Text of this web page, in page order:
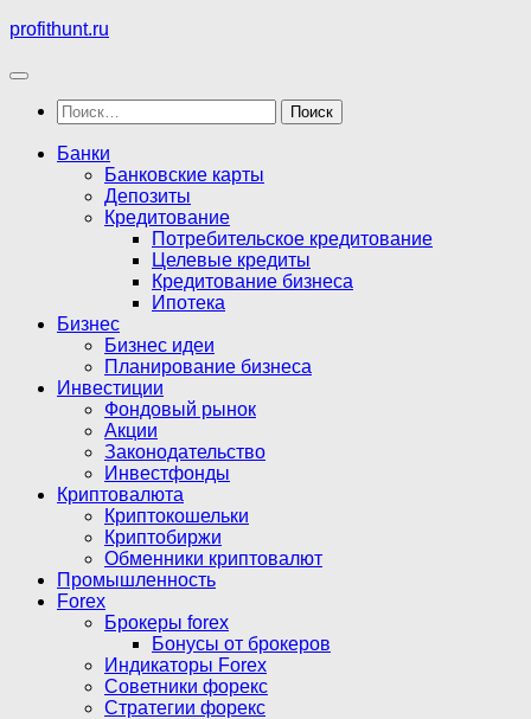
Перейти
содержимому
profithunt.ru
Найти:
Банки
Банковские карты
Депозиты
Кредитование
Потребительское кредитование
Целевые кредиты
Кредитование бизнеса
Ипотека
Бизнес
Бизнес идеи
Планирование бизнеса
Инвестиции
Фондовый рынок
Акции
Законодательство
Инвестфонды
Криптовалюта
Криптокошельки
Криптобиржи
Обменники криптовалют
Промышленность
Forex
Брокеры forex
Бонусы от брокеров
Индикаторы Forex
Советники форекс
Стратегии форекс